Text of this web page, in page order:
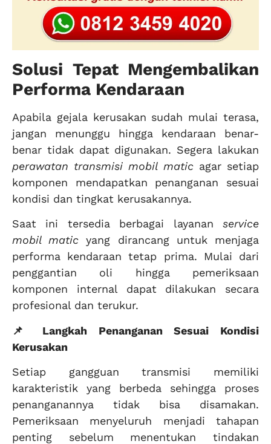
Solusi Tepat Mengembalikan
Performa Kendaraan
Apabila gejala kerusakan sudah mulai terasa,
jangan menunggu hingga kendaraan benar-
benar tidak dapat digunakan. Segera lakukan
perawatan transmisi mobil maticagar setiap
komponen mendapatkan penanganan sesuai
kondisi dan tingkat kerusakannya.
Saat ini tersedia berbagai layanan service
mobil matic yang dirancang untuk menjaga
performa kendaraan tetap prima. Mulai dari
penggantian oli hingga pemeriksaan
komponen internal dapat dilakukan secara
profesional dan terukur.
📌 Langkah Penanganan Sesuai Kondisi
Kerusakan
Setiap gangguan transmisi memiliki
karakteristik yang berbeda sehingga proses
penanganannya tidak bisa disamakan.
Pemeriksaan menyeluruh menjadi tahapan
penting sebelum menentukan tindakan